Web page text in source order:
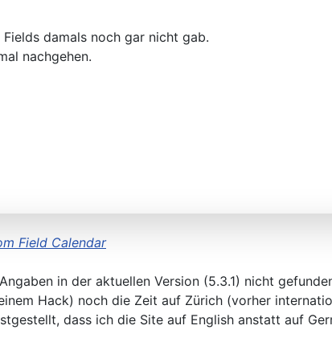
damals noch gar nicht gab.
nachgehen.
Field Calendar
in der aktuellen Version (5.3.1) nicht
Hack) noch die Zeit auf Zürich (vorher
dass ich die Site auf English anstatt auf